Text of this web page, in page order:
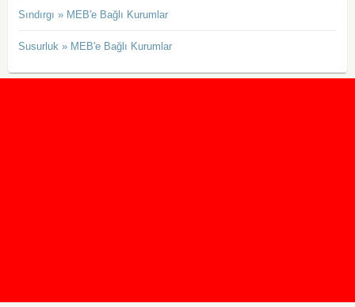
Sındırgı » MEB'e Bağlı Kurumlar
Susurluk » MEB'e Bağlı Kurumlar